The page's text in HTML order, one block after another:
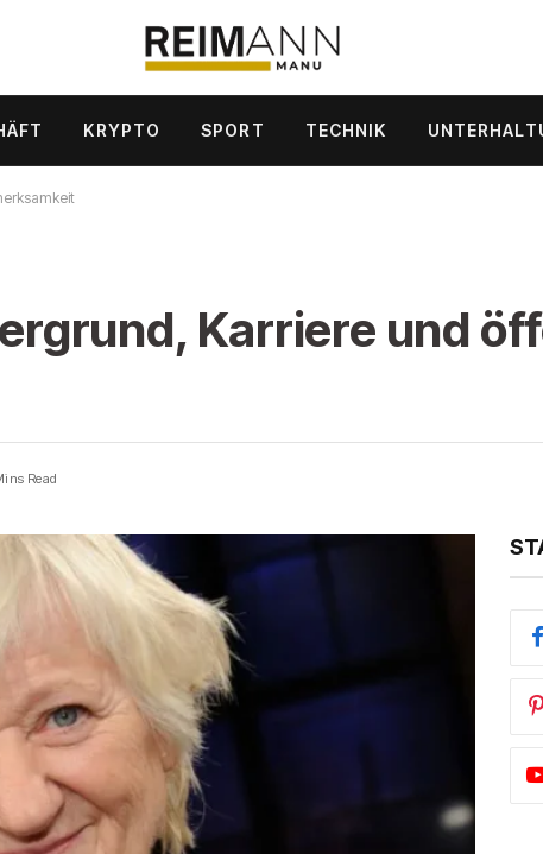
KRYPTO SPORT TECHNIK
Karriere und
Read